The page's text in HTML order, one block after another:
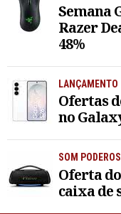
Semana
Razer
48%
LANÇAMENTO
Ofertas
no
SOM
Oferta
caixa de